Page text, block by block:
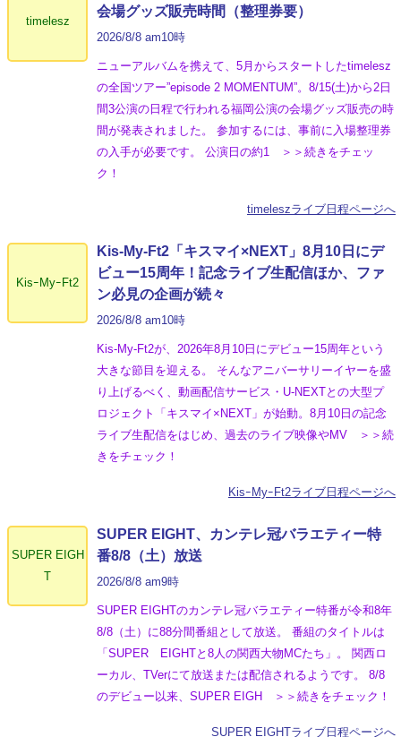
timelesz
会場グッズ販売時間（整理券要）
2026/8/8 am10時
ニューアルバムを携えて、5月からスタートしたtimelesz
の全国ツアー”episode 2 MOMENTUM”。8/15(土)から2日
間3公演の日程で行われる福岡公演の会場グッズ販売の時
間が発表されました。 参加するには、事前に入場整理券
の入手が必要です。 公演日の約1 ＞＞続きをチェッ
ク！
timeleszライブ日程ページへ
KisｰMyｰFt2
Kis-My-Ft2「キスマイ×NEXT」8月10日にデ
ビュー15周年！記念ライブ生配信ほか、ファ
ン必見の企画が続々
2026/8/8 am10時
Kis-My-Ft2が、2026年8月10日にデビュー15周年という
大きな節目を迎える。 そんなアニバーサリーイヤーを盛
り上げるべく、動画配信サービス・U-NEXTとの大型プ
ロジェクト「キスマイ×NEXT」が始動。8月10日の記念
ライブ生配信をはじめ、過去のライブ映像やMV ＞＞続
きをチェック！
KisｰMyｰFt2ライブ日程ページへ
SUPER EIGH
T
SUPER EIGHT、カンテレ冠バラエティー特
番8/8（土）放送
2026/8/8 am9時
SUPER EIGHTのカンテレ冠バラエティー特番が令和8年
8/8（土）に88分間番組として放送。 番組のタイトルは
「SUPER EIGHTと8人の関西大物MCたち」。 関西ロ
ーカル、TVerにて放送または配信されるようです。 8/8
のデビュー以来、SUPER EIGH ＞＞続きをチェック！
SUPER EIGHTライブ日程ページへ